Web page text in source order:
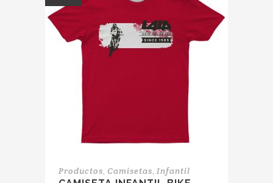
Productos, Camisetas, Infantil